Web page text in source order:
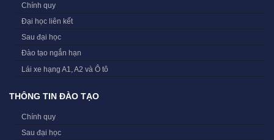
Chính quy
Đại học liên kết
Sau đại học
Đào tạo ngắn hạn
Lái xe hạng A1, A2 và Ô tô
THÔNG TIN ĐÀO TẠO
Chính quy
Sau đại học